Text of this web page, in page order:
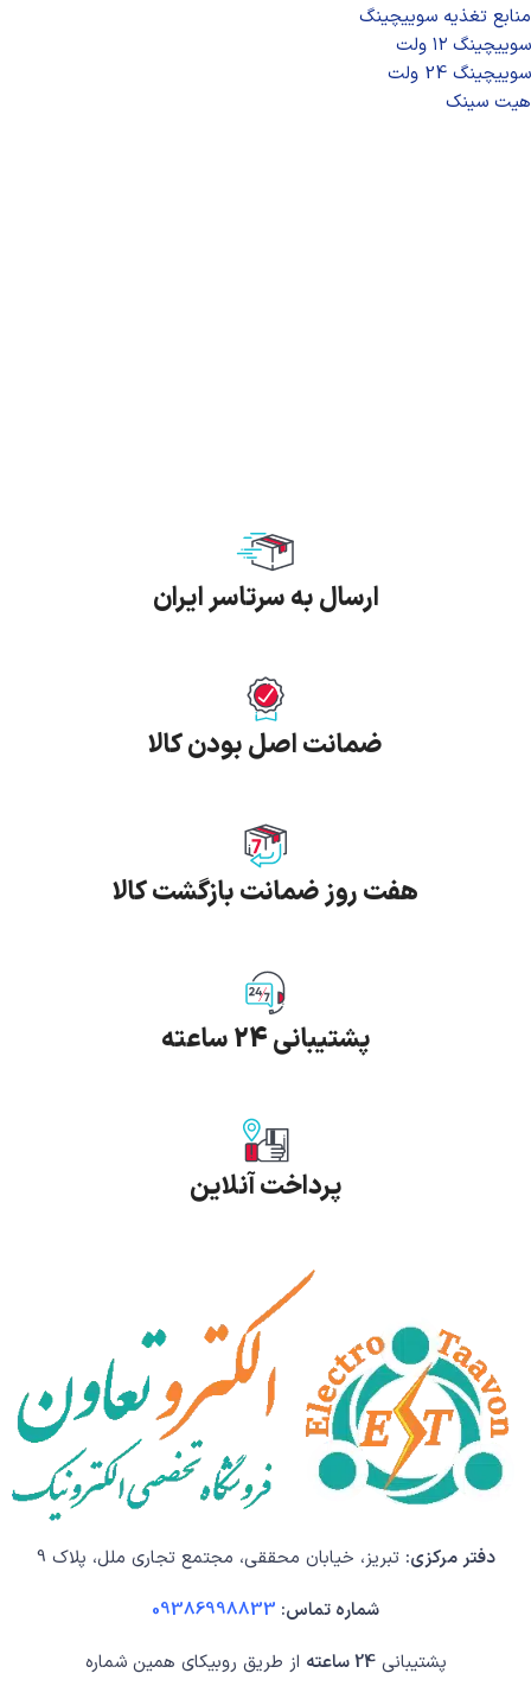
منابع تغذیه سوییچینگ
سوییچینگ ۱۲ ولت
سوییچینگ 24 ولت
هیت سینک
ارسال به سرتاسر ایران
ضمانت اصل بودن کالا
هفت روز ضمانت بازگشت کالا
پشتیبانی 24 ساعته
پرداخت آنلاین
دفتر مرکزی: تبریز، خیابان محققی، مجتمع تجاری ملل، پلاک 9
شماره تماس: 09386998833
پشتیبانی24 ساعته
از طریق روبیکای همین شماره